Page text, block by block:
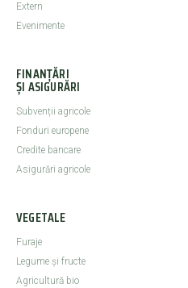
Extern
Evenimente
FINANȚĂRI
ȘI ASIGURĂRI
Subvenții agricole
Fonduri europene
Credite bancare
Asigurări agricole
VEGETALE
Furaje
Legume şi fructe
Agricultură bio